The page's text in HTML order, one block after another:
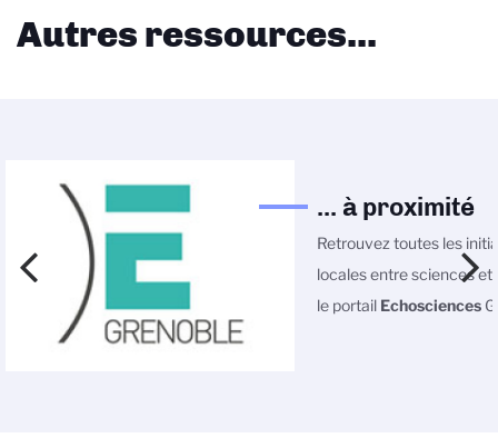
Autres ressources...
... à proximité
Retrouvez toutes les
locales entre sciences et
le portail Echosciences